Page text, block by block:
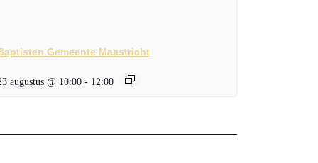
Gemeente Maastricht
augustus @ 10:00 - 12:00